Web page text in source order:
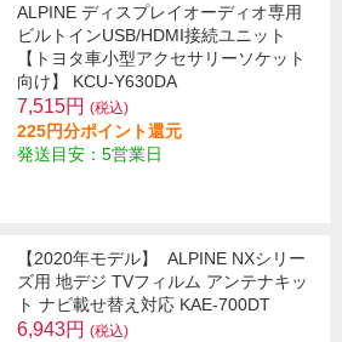
ALPINE ディスプレイオーディオ専用
ビルトインUSB/HDMI接続ユニット
【トヨタ車小型アクセサリーソケット
向け】 KCU-Y630DA
7,515円 (税込)
225円分ポイント還元
発送目安：5営業日
【2020年モデル】
ALPINE NXシリー
ズ用 地デジ TVフィルム アンテナキッ
ト ナビ載せ替え対応 KAE-700DT
6,943円 (税込)